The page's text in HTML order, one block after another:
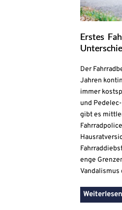
Erstes
Der
Jahren
immer
und
gibt es
enge
Weiterlesen